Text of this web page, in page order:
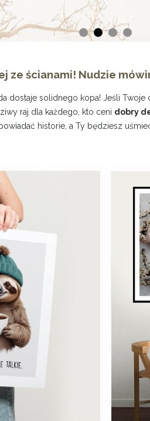
ze ścianami! Nudzie
dostaje solidnego kopa! Jeśli
raj dla każdego, kto ceni dobry
historie, a Ty będziesz